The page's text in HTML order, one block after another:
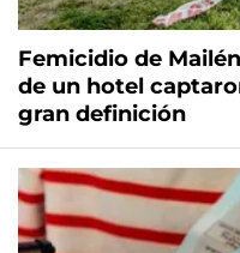
Femicidio de
de un hotel
gran definición